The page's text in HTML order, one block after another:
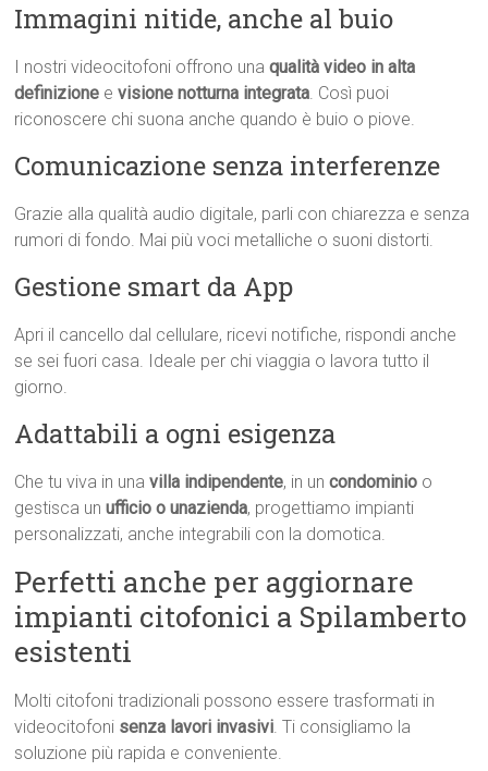
Immagini nitide, anche al buio
I nostri videocitofoni offrono unaqualità video in alta
definizione evisione notturna integrata. Così puoi
riconoscere chi suona anche quando è buio o piove.
Comunicazione senza interferenze
Grazie alla qualità audio digitale, parli con chiarezza e senza
rumori di fondo. Mai più voci metalliche o suoni distorti.
Gestione smart da App
Apri il cancello dal cellulare, ricevi notifiche, rispondi anche
se sei fuori casa. Ideale per chi viaggia o lavora tutto il
giorno.
Adattabili a ogni esigenza
Che tu viva in unavilla indipendente, in uncondominio o
gestisca unufficio o unazienda, progettiamo impianti
personalizzati, anche integrabili con la domotica.
Perfetti anche per aggiornare
impianti citofonici a Spilamberto
esistenti
Molti citofoni tradizionali possono essere trasformati in
videocitofoni senza lavori invasivi. Ti consigliamo la
soluzione più rapida e conveniente.